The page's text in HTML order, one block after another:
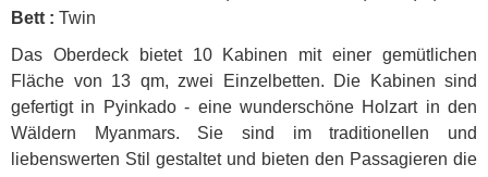
Bett : Twin
Das Oberdeck bietet 10 Kabinen mit einer gemütlichen
Fläche von 13 qm, zwei Einzelbetten. Die Kabinen sind
gefertigt in Pyinkado - eine wunderschöne Holzart in den
Wäldern Myanmars. Sie sind im traditionellen und
liebenswerten Stil gestaltet und bieten den Passagieren die